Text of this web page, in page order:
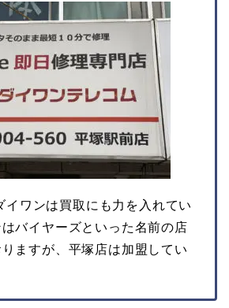
イワンは買取にも力を入れてい
バイヤーズといった名前の店
ますが、平塚店は加盟してい